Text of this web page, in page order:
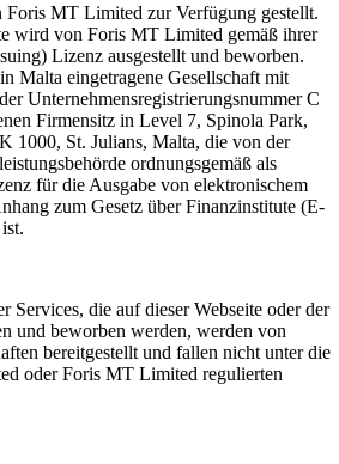
MT Limited zur Verfügung gestellt.
wird von Foris MT Limited gemäß ihrer
Lizenz ausgestellt und beworben.
Malta eingetragene Gesellschaft mit
Unternehmensregistrierungsnummer C
Firmensitz in Level 7, Spinola Park,
1000, St. Julians, Malta, die von der
ordnungsgemäß als
für die Ausgabe von elektronischem
zum Gesetz über Finanzinstitute (E-
Services, die auf dieser Webseite oder der
und beworben werden, werden von
bereitgestellt und fallen nicht unter die
oder Foris MT Limited regulierten